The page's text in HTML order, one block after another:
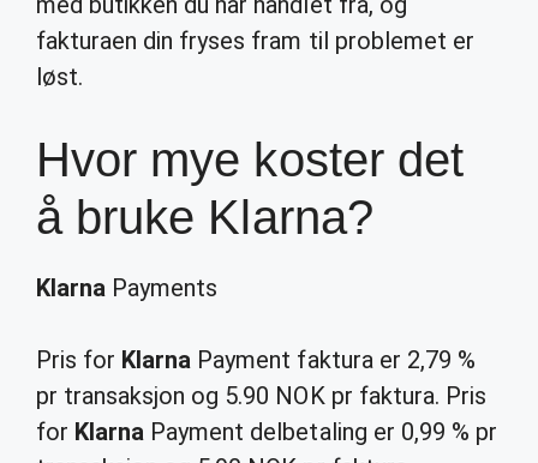
fakturaen din fryses fram til problemet er
løst.
Hvor mye koster det
å bruke Klarna?
Klarna Payments
Pris for Klarna Payment faktura er 2,79 %
pr transaksjon og 5.90 NOK pr faktura. Pris
for Klarna Payment delbetaling er 0,99 % pr